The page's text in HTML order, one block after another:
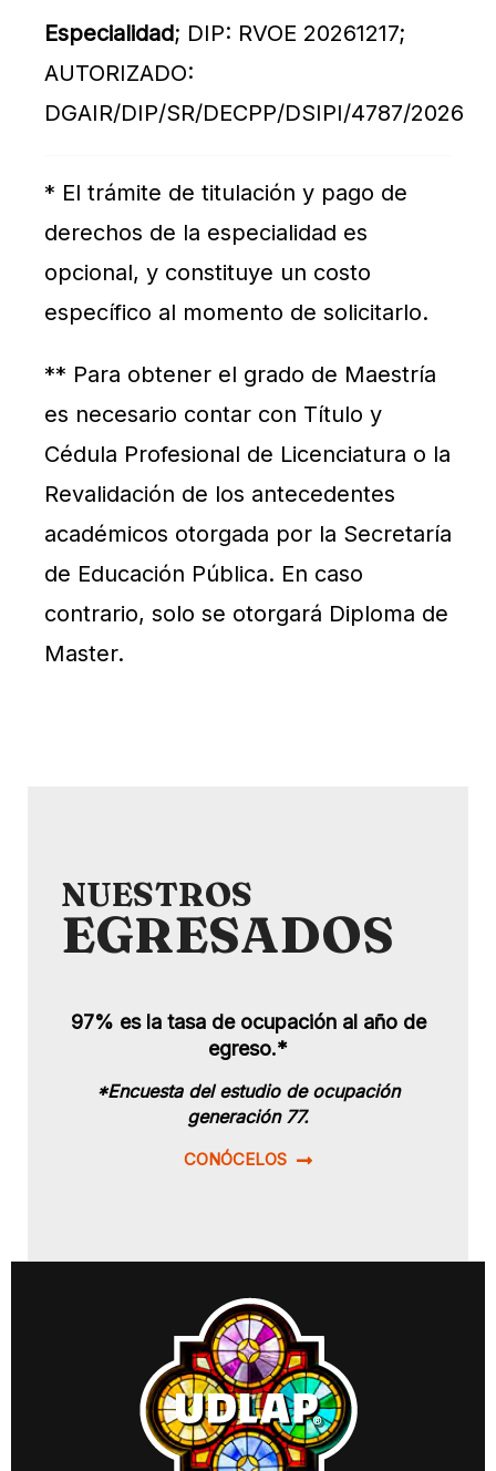
Especialidad; DIP: RVOE 20261217;
AUTORIZADO:
DGAIR/DIP/SR/DECPP/DSIPI/4787/2026
* El trámite de titulación y pago de
derechos de la especialidad es
opcional, y constituye un costo
específico al momento de solicitarlo.
** Para obtener el grado de Maestría
es necesario contar con Título y
Cédula Profesional de Licenciatura o la
Revalidación de los antecedentes
académicos otorgada por la Secretaría
de Educación Pública. En caso
contrario, solo se otorgará Diploma de
Master.
NUESTROS
EGRESADOS
97% es la tasa de ocupación al año de
egreso.*
*Encuesta del estudio de ocupación
generación 77.
CONÓCELOS